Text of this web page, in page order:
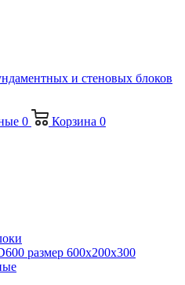
0 Корзина 0
размер 600х200х300